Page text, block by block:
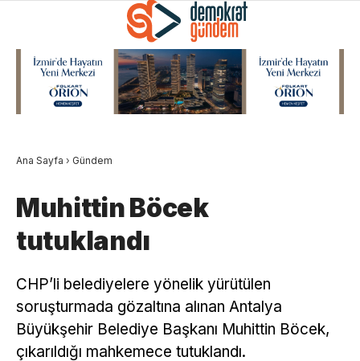
Ana Sayfa › Gündem
Muhittin Böcek
tutuklandı
CHP’li belediyelere yönelik yürütülen
soruşturmada gözaltına alınan Antalya
Büyükşehir Belediye Başkanı Muhittin Böcek,
çıkarıldığı mahkemece tutuklandı.